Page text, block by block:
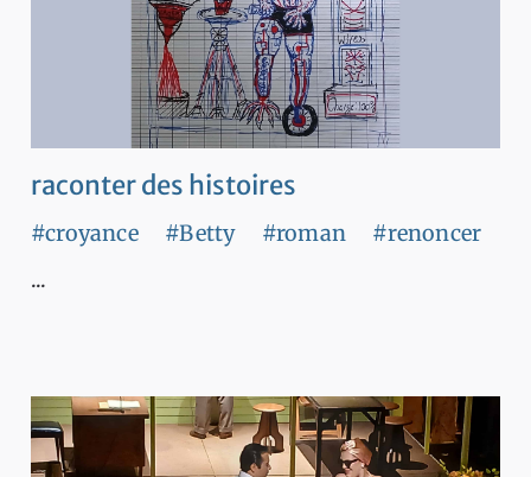
raconter des histoires
#croyance #Betty #roman
#renoncer
...